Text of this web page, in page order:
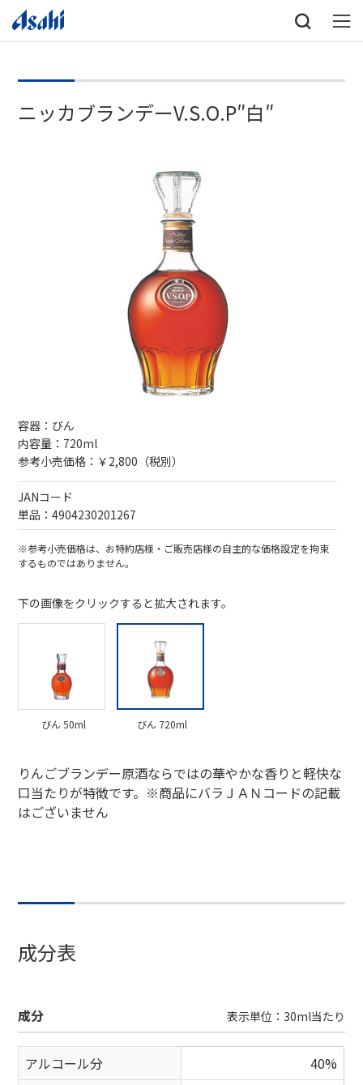
ニッカブランデーV.S.O.P″白″
容器：びん
内容量：720ml
参考小売価格：￥2,800（税別）
JANコード
単品：4904230201267
※参考小売価格は、お特約店様・ご販売店様の自主的な価格設定を拘束
するものではありません。
りんごブランデー原酒ならではの華やかな香りと軽快な
口当たりが特徴です。※商品にバラＪＡＮコードの記載
はございません
下の画像をクリックすると拡大されます。
びん 50ml びん 720ml
成分表
成分 表示単位：30ml当たり
アルコール分
40%